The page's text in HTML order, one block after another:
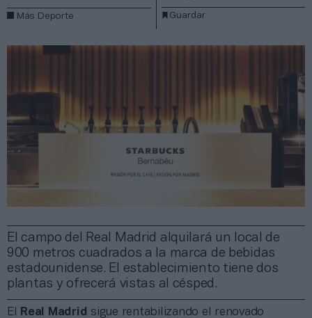
El campo del Real Madrid alquilará un local de
900 metros cuadrados a la marca de bebidas
estadounidense. El establecimiento tiene dos
plantas y ofrecerá vistas al césped.
Más Deporte Guardar
El Real Madrid sigue rentabilizando el renovado